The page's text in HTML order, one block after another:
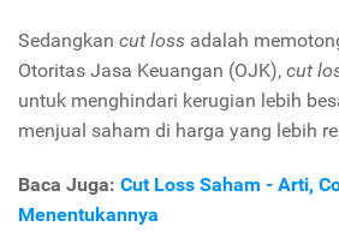
Sedangkan cut loss adalah
Otoritas Jasa Keuangan (OJK), cut
untuk menghindari kerugian lebih
menjual saham di harga yang lebih
Baca Juga: Cut Loss Saham - Arti,
Menentukannya